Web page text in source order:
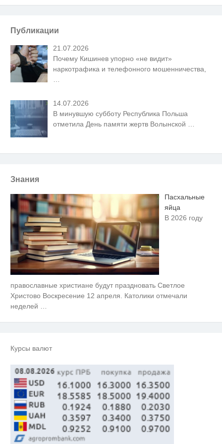
Публикации
21.07.2026
Почему Кишинев упорно «не видит»
наркотрафика и телефонного мошенничества,
14.07.2026
В минувшую субботу Республика Польша
отметила День памяти жертв Волынской
Знания
Пасхальные
яйца
В 2026 году
православные христиане будут праздновать Светлое
Христово Воскресение 12 апреля. Католики отмечали
неделей
Курсы валют
i
Ржу не переставая, это видео
пересмотришь не раз
Кличко: это настоящий вызов